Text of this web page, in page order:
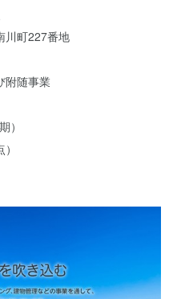
川町227番地
附随事業
）